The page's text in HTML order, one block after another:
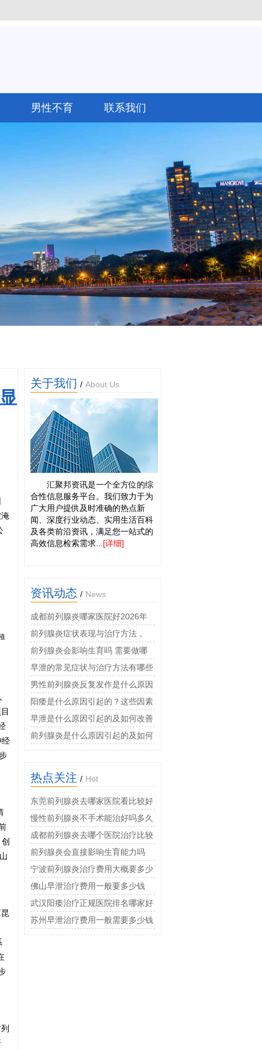
男性不育 联系我们
经
关于我们 / About Us
汇聚邦资讯是一个全方位的综
合性信息服务平台。我们致力于为
广大用户提供及时准确的热点新
闻、深度行业动态、实用生活百科
及各类前沿资讯，满足您一站式的
高效信息检索需求... [详细]
资讯动态 / News
成都前列腺炎哪家医院好2026年
男科专科诊疗费用透明
前列腺炎症状表现与治疗方法，
2026年男科专家权威科普指南
前列腺炎会影响生育吗 需要做哪
些检查
早泄的常见症状与治疗方法有哪些
男性前列腺炎反复发作是什么原因
阳痿是什么原因引起的？这些因素
很常见
早泄是什么原因引起的及如何改善
前列腺炎是什么原因引起的及如何
热点关注 / Hot
东莞前列腺炎去哪家医院看比较好
慢性前列腺炎不手术能治好吗多久
恢复
成都前列腺炎去哪个医院治疗比较
好
前列腺炎会直接影响生育能力吗
宁波前列腺炎治疗费用大概要多少
钱
佛山早泄治疗费用一般要多少钱
武汉阳痿治疗正规医院排名哪家好
苏州早泄治疗费用一般需要多少钱